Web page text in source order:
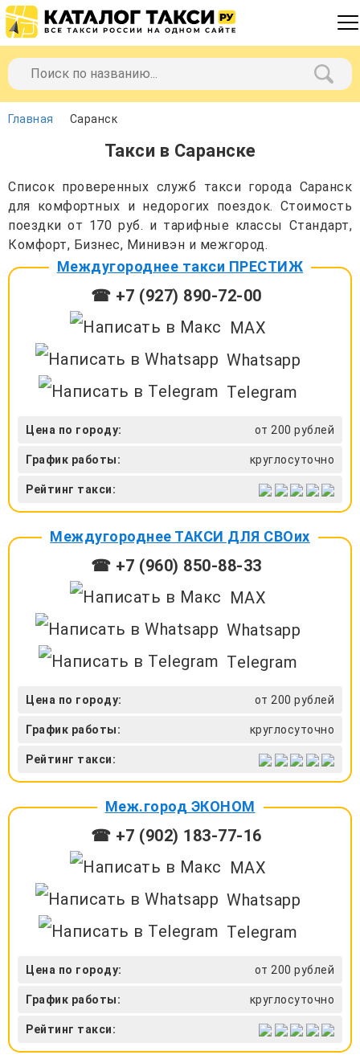
Главная Саранск
Такси в Саранске
Список проверенных служб такси города Саранск
для комфортных и недорогих поездок. Стоимость
поездки от 170 руб. и тарифные классы Стандарт,
Комфорт, Бизнес, Минивэн и межгород.
Междугороднее такси ПРЕСТИЖ
☎ +7 (927) 890-72-00
MAX
Whatsapp
Telegram
Цена по городу: от 200 рублей
График работы: круглосуточно
Рейтинг такси:
Междугороднее ТАКСИ ДЛЯ СВОих
☎ +7 (960) 850-88-33
MAX
Whatsapp
Telegram
Цена по городу: от 200 рублей
График работы: круглосуточно
Рейтинг такси:
Меж.город ЭКОНОМ
☎ +7 (902) 183-77-16
MAX
Whatsapp
Telegram
Цена по городу: от 200 рублей
График работы: круглосуточно
Рейтинг такси: